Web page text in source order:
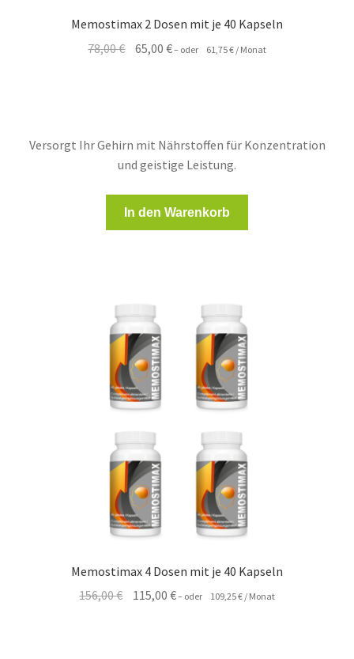
Memostimax 2 Dosen mit je 40 Kapseln
78,00€ Ursprünglicher
65,00€Aktueller
– oder 61,75€ / Monat
Versorgt Ihr Gehirn mit Nährstoffen für Konzentration
und geistige Leistung.
In den Warenkorb
Memostimax 4 Dosen mit je 40 Kapseln
156,00€ Ursprünglicher
115,00€Aktueller
– oder 109,25€ / Monat